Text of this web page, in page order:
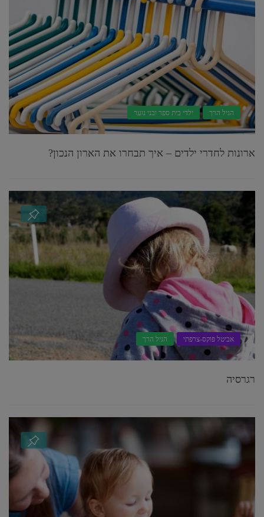
הגיל הרך ילדי בית ספר ובני נוער
ארונות לחדרי ילדים – איך תבחרו את הארון הנכון?
אביטל פוקס-צרפתי הגיל הרך
רגרסיה